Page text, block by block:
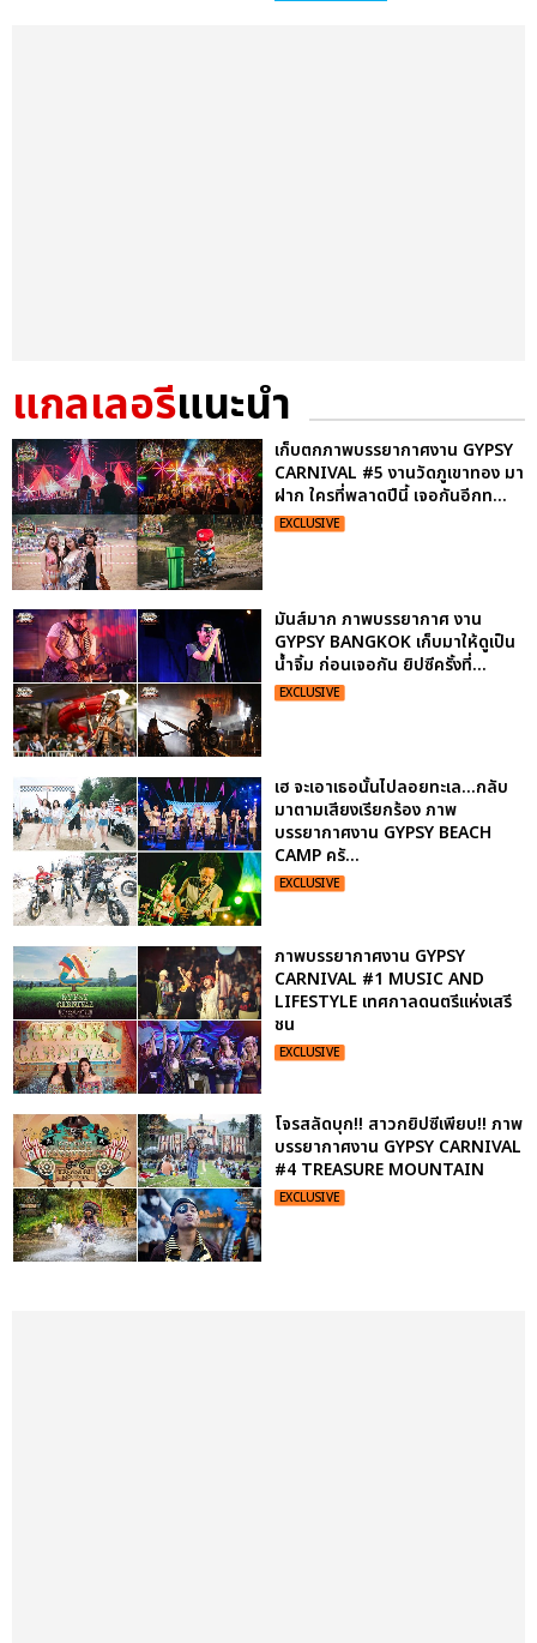
แกลเลอรีแนะนำ
เก็บตกภาพบรรยากาศงาน GYPSY
CARNIVAL #5 งานวัดภูเขาทอง มา
ฝาก ใครที่พลาดปีนี้ เจอกันอีกท...
EXCLUSIVE
มันส์มาก ภาพบรรยากาศ งาน
GYPSY BANGKOK เก็บมาให้ดูเป็น
น้ำจิ้ม ก่อนเจอกัน ยิปซีครั้งที่...
EXCLUSIVE
เฮ จะเอาเธอนั้นไปลอยทะเล...กลับ
มาตามเสียงเรียกร้อง ภาพ
บรรยากาศงาน GYPSY BEACH
CAMP ครั...
EXCLUSIVE
ภาพบรรยากาศงาน GYPSY
CARNIVAL #1 MUSIC AND
LIFESTYLE เทศกาลดนตรีแห่งเสรี
ชน
EXCLUSIVE
โจรสลัดบุก!! สาวกยิปซีเพียบ!! ภาพ
บรรยากาศงาน GYPSY CARNIVAL
#4 TREASURE MOUNTAIN
EXCLUSIVE